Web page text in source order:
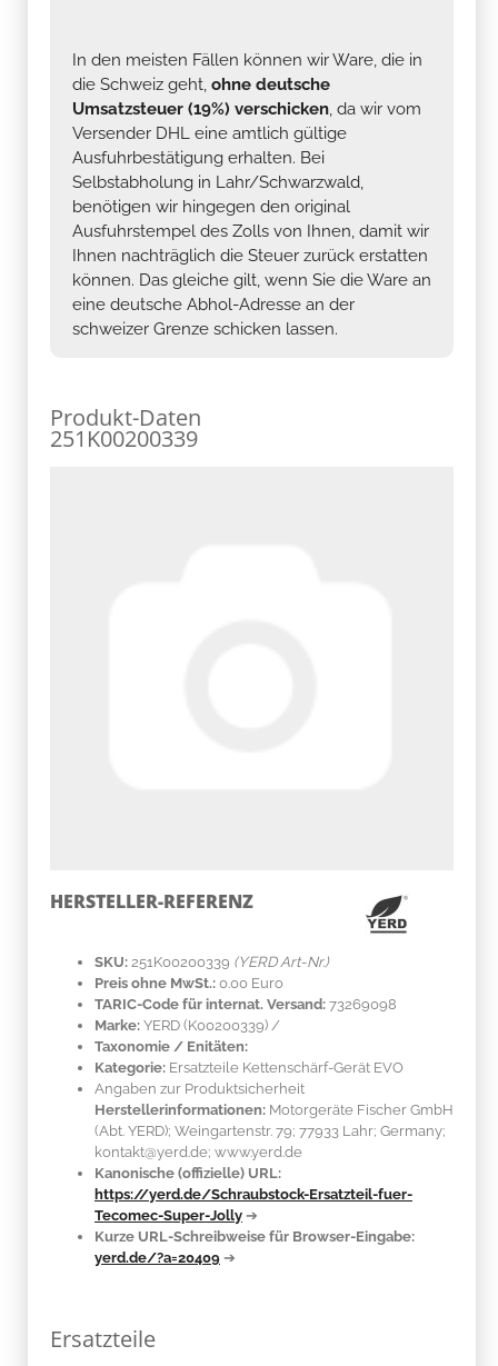
In den meisten Fällen können wir Ware, die in
die Schweiz geht, ohne deutsche
Umsatzsteuer (19%) verschicken, da wir vom
Versender DHL eine amtlich gültige
Ausfuhrbestätigung erhalten. Bei
Selbstabholung in Lahr/Schwarzwald,
benötigen wir hingegen den original
Ausfuhrstempel des Zolls von Ihnen, damit wir
Ihnen nachträglich die Steuer zurück erstatten
können. Das gleiche gilt, wenn Sie die Ware an
eine deutsche Abhol-Adresse an der
schweizer Grenze schicken lassen.
Produkt-Daten
251K00200339
HERSTELLER-REFERENZ
SKU: 251K00200339 (YERD Art-Nr.)
Preis ohne MwSt.: 0.00 Euro
TARIC-Code für internat. Versand: 73269098
Marke: YERD (K00200339) /
Taxonomie / Enitäten:
Kategorie: Ersatzteile Kettenschärf-Gerät EVO
Angaben zur Produktsicherheit
Herstellerinformationen: Motorgeräte Fischer GmbH
(Abt. YERD); Weingartenstr. 79; 77933 Lahr; Germany;
kontakt@yerd.de; www.yerd.de
Kanonische (offizielle) URL:
https://yerd.de/Schraubstock-Ersatzteil-fuer-
Tecomec-Super-Jolly ➔
Kurze URL-Schreibweise für Browser-Eingabe:
yerd.de/?a=20409 ➔
Ersatzteile